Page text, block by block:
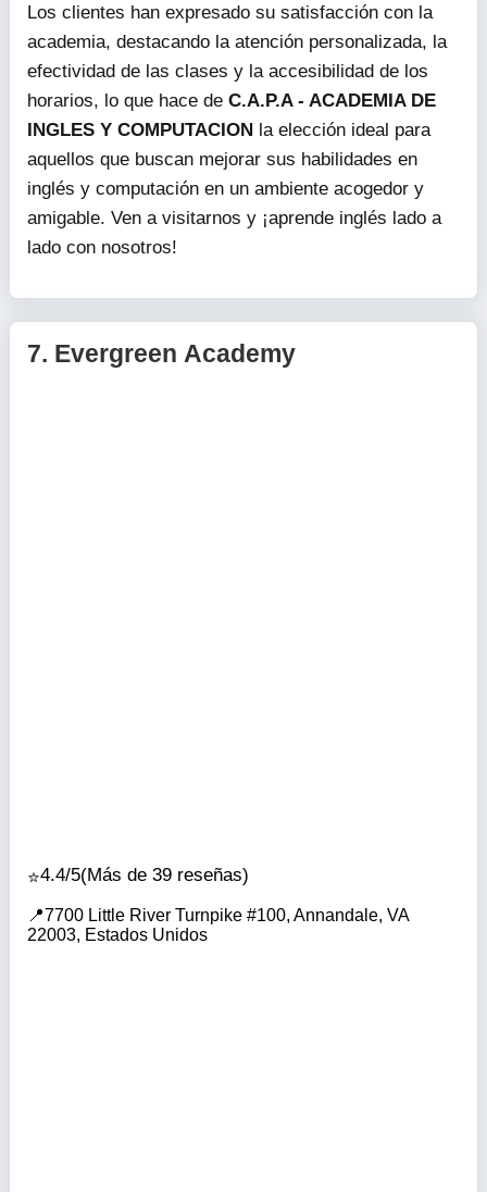
Los clientes han expresado su satisfacción con la
academia, destacando la atención personalizada, la
efectividad de las clases y la accesibilidad de los
horarios, lo que hace de C.A.P.A - ACADEMIA DE
INGLES Y COMPUTACION la elección ideal para
aquellos que buscan mejorar sus habilidades en
inglés y computación en un ambiente acogedor y
amigable. Ven a visitarnos y ¡aprende inglés lado a
lado con nosotros!
7. Evergreen Academy
4.4/5(Más de 39 reseñas)
7700 Little River Turnpike #100, Annandale, VA
22003, Estados Unidos